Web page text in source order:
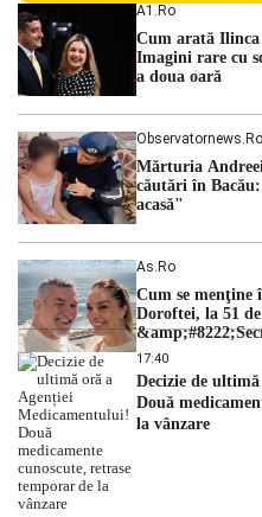
cu una dintre cele mai dificile
hidrologic din ultimii ani.
A1.ro
Cum arată
Imagini rare cu
a doua oară
Observatornews.ro
Mărturia
căutări în
acasă"
As.ro
Cum se menţine
Doroftei, la 51
dezvăluit
17:40
Decizie de
Două
la vânzare